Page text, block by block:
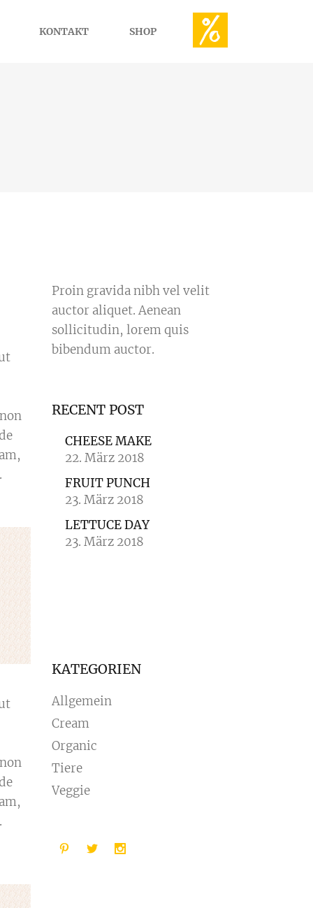
KONTAKT SHOP
Proin gravida nibh vel velit
auctor aliquet. Aenean
sollicitudin, lorem quis
bibendum auctor.
RECENT POST
CHEESE MAKE
22. März 2018
FRUIT PUNCH
23. März 2018
LETTUCE DAY
23. März 2018
KATEGORIEN
Allgemein
Cream
Organic
Tiere
Veggie